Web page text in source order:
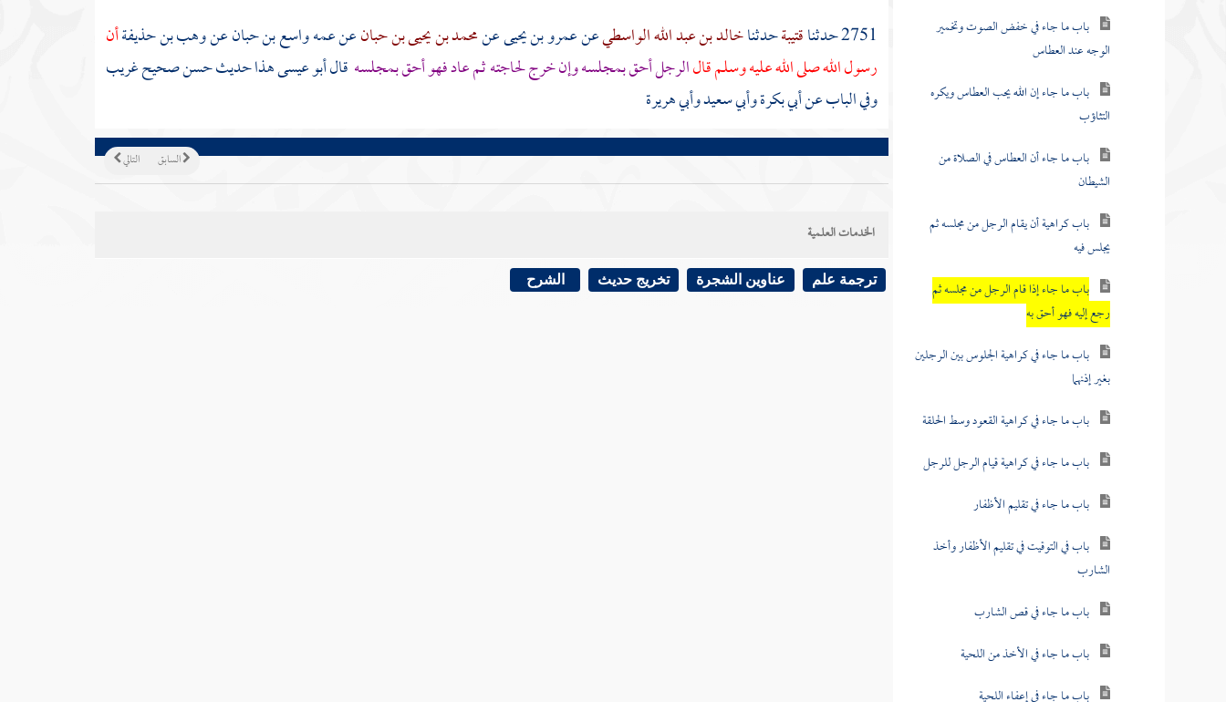
باب ما جاء في خفض الصوت وتخمير
الوجه عند العطاس
باب ما جاء إن الله يحب العطاس ويكره
التثاؤب
باب ما جاء أن العطاس في الصلاة من
الشيطان
باب كراهية أن يقام الرجل من مجلسه ثم
يجلس فيه
باب ما جاء إذا قام الرجل من مجلسه ثم
رجع إليه فهو أحق به
باب ما جاء في كراهية الجلوس بين الرجلين
بغير إذنهما
باب ما جاء في كراهية القعود وسط الحلقة
باب ما جاء في كراهية قيام الرجل للرجل
باب ما جاء في تقليم الأظفار
باب في التوقيت في تقليم الأظفار وأخذ
الشارب
باب ما جاء في قص الشارب
باب ما جاء في الأخذ من اللحية
2751 حدثنا
قتيبةحدثناخالد بن عبد الله الواسطيعنعمرو بن يحيىعنمحمد بن يحيى بن حبانعن عمهواسع بن حبانعنوهب بن حذيفةأن
رسول الله صلى الله عليه وسلم قالالرجل أحق بمجلسه وإن خرج لحاجته ثم عاد فهو أحق بمجلسه قال أبو عيسى هذا حديث حسن صحيح غريب
وفي الباب عن أبي بكرة وأبي سعيد وأبي هريرة
التالي السابق
الخدمات العلمية
ترجمة علم عناوين الشجرة تخريج حديث الشرح